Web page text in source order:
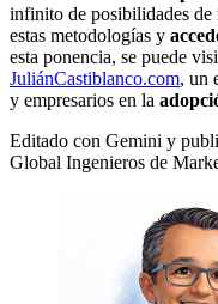
infinito de posibilidades de
estas metodologías y
esta ponencia, se puede
JuliánCastiblanco.com, un
y empresarios en la
Editado con Gemini y
Global Ingenieros de